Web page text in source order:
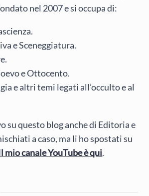
nel 2007 e si occupa di:
e Sceneggiatura.
e Ottocento.
e altri temi legati all’occulto e al
su questo blog anche di Editoria e
a caso, ma li ho spostati su
mio canale YouTube è qui.